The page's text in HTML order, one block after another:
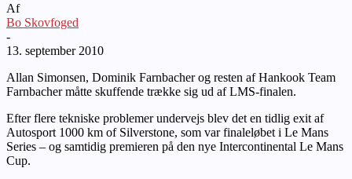
Af
Bo Skovfoged
-
13. september 2010
Allan Simonsen, Dominik Farnbacher og resten af Hankook Team
Farnbacher måtte skuffende trække sig ud af LMS-finalen.
Efter flere tekniske problemer undervejs blev det en tidlig exit af
Autosport 1000 km of Silverstone, som var finaleløbet i Le Mans
Series – og samtidig premieren på den nye Intercontinental Le Mans
Cup.